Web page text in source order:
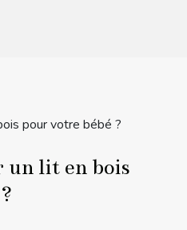
pour votre bébé ?
un lit en bois